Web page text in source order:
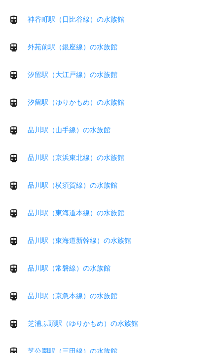
神谷町駅（日比谷線）の水族館
外苑前駅（銀座線）の水族館
汐留駅（大江戸線）の水族館
汐留駅（ゆりかもめ）の水族館
品川駅（山手線）の水族館
品川駅（京浜東北線）の水族館
品川駅（横須賀線）の水族館
品川駅（東海道本線）の水族館
品川駅（東海道新幹線）の水族館
品川駅（常磐線）の水族館
品川駅（京急本線）の水族館
芝浦ふ頭駅（ゆりかもめ）の水族館
芝公園駅（三田線）の水族館